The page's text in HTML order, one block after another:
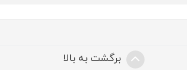
برگشت به بالا